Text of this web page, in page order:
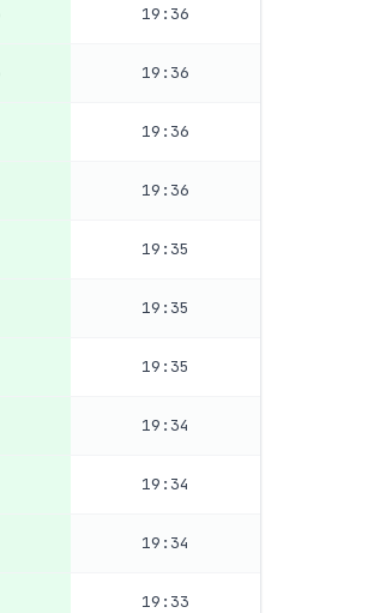
19:36
19:36
19:36
19:36
19:35
19:35
19:35
19:34
19:34
19:34
19:33